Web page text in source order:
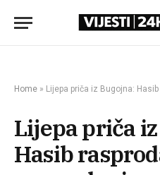
Home » Lijepa priča iz Bugojna: Hasib rasprodao
Lijepa priča
Hasib